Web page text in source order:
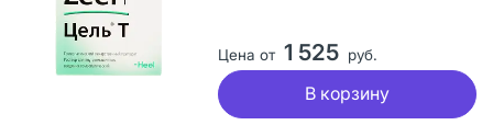
Цена от 1 525 руб.
В корзину